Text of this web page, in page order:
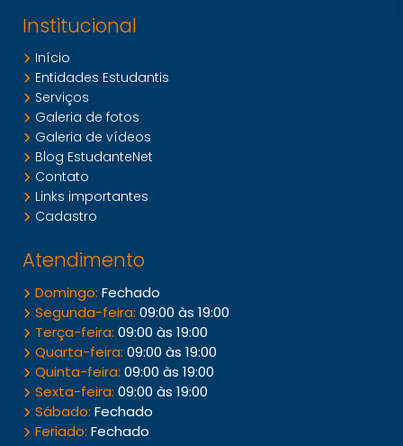
Institucional
Início
Entidades Estudantis
Serviços
Galeria de fotos
Galeria de vídeos
Blog EstudanteNet
Contato
Links importantes
Cadastro
Atendimento
Domingo: Fechado
Segunda-feira: 09:00 às 19:00
Terça-feira: 09:00 às 19:00
Quarta-feira: 09:00 às 19:00
Quinta-feira: 09:00 às 19:00
Sexta-feira: 09:00 às 19:00
Sábado: Fechado
Feriado: Fechado